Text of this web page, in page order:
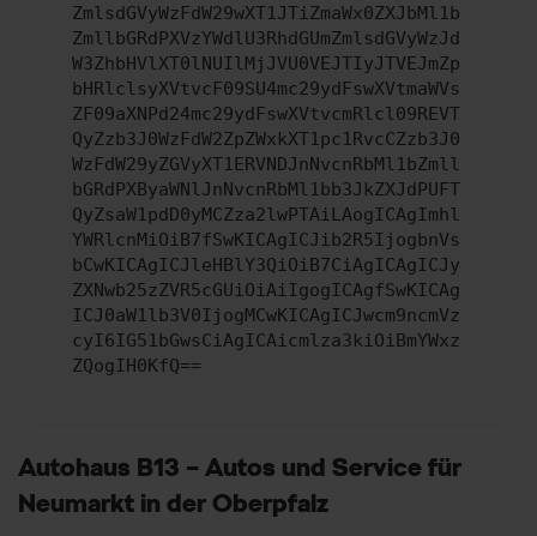
ZmlsdGVyWzFdW29wXT1JTiZmaWx0ZXJbMl1b
ZmllbGRdPXVzYWdlU3RhdGUmZmlsdGVyWzJd
W3ZhbHVlXT0lNUIlMjJVU0VEJTIyJTVEJmZp
bHRlclsyXVtvcF09SU4mc29ydFswXVtmaWVs
ZF09aXNPd24mc29ydFswXVtvcmRlcl09REVT
QyZzb3J0WzFdW2ZpZWxkXT1pc1RvcCZzb3J0
WzFdW29yZGVyXT1ERVNDJnNvcnRbMl1bZmll
bGRdPXByaWNlJnNvcnRbMl1bb3JkZXJdPUFT
QyZsaW1pdD0yMCZza2lwPTAiLAogICAgImhl
YWRlcnMiOiB7fSwKICAgICJib2R5IjogbnVs
bCwKICAgICJleHBlY3QiOiB7CiAgICAgICJy
ZXNwb25zZVR5cGUiOiAiIgogICAgfSwKICAg
ICJ0aW1lb3V0IjogMCwKICAgICJwcm9ncmVz
cyI6IG51bGwsCiAgICAicmlza3kiOiBmYWxz
ZQogIH0KfQ==
Autohaus B13 – Autos und Service für
Neumarkt in der Oberpfalz